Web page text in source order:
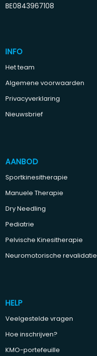
BE0843967108
INFO
Het team
Algemene voorwaarden
Privacyverklaring
Nieuwsbrief
AANBOD
Sportkinesitherapie
Manuele Therapie
Dry Needling
Pediatrie
Pelvische Kinesitherapie
Neuromotorische revalidatie
HELP
Veelgestelde vragen
Hoe inschrijven?
KMO-portefeuille